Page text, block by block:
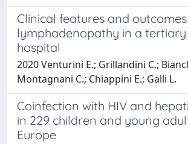
Clinical features and
lymphadenopathy in a
hospital
2020 Venturini E.; Grillandini C.;
Montagnani C.; Chiappini E.; Galli L.
Coinfection with HIV and
in 229 children and young
Europe